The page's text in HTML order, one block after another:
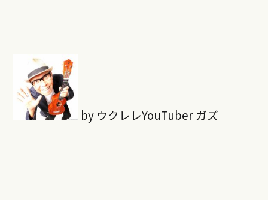
by ウクレレYouTuber ガズ